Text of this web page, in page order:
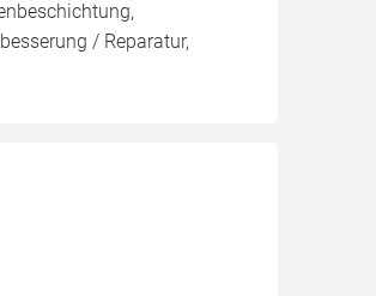
/ Reparatur,